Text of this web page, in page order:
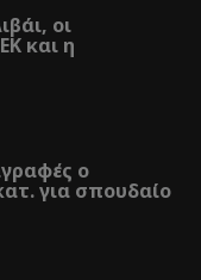
οι
και η
ο